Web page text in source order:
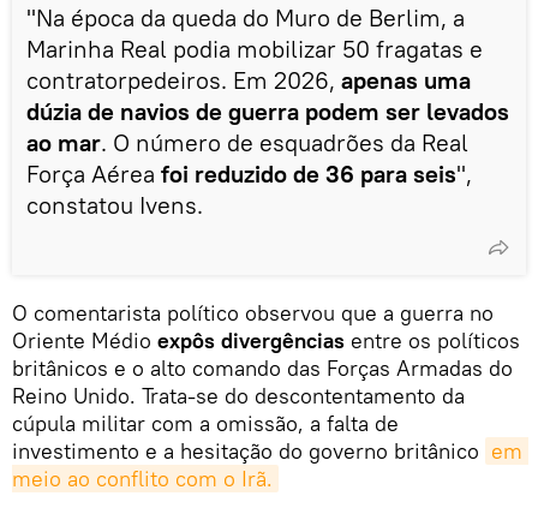
"Na época da queda do Muro de Berlim, a
Marinha Real podia mobilizar 50 fragatas e
contratorpedeiros. Em 2026, apenas uma
dúzia de navios de guerra podem ser levados
ao mar. O número de esquadrões da Real
Força Aérea foi reduzido de 36 para seis",
constatou Ivens.
O comentarista político observou que a guerra no
Oriente Médio expôs divergências entre os políticos
britânicos e o alto comando das Forças Armadas do
Reino Unido. Trata-se do descontentamento da
cúpula militar com a omissão, a falta de
investimento e a hesitação do governo britânico em
meio ao conflito com o Irã.